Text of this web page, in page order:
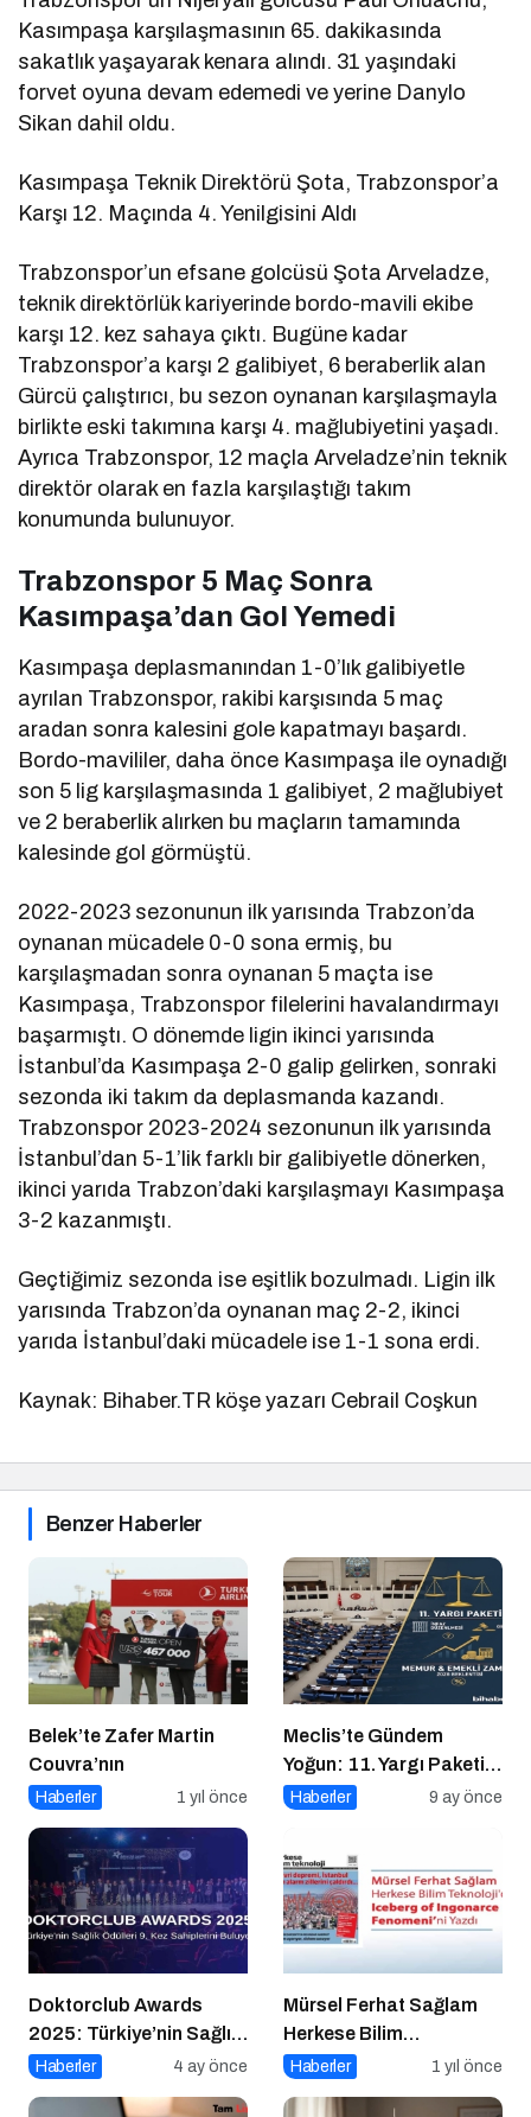
Kasımpaşa karşılaşmasının 65. dakikasında
sakatlık yaşayarak kenara alındı. 31 yaşındaki
forvet oyuna devam edemedi ve yerine Danylo
Sikan dahil oldu.
Kasımpaşa Teknik Direktörü Şota, Trabzonspor’a
Karşı 12. Maçında 4. Yenilgisini Aldı
Trabzonspor’un efsane golcüsü Şota Arveladze,
teknik direktörlük kariyerinde bordo-mavili ekibe
karşı 12. kez sahaya çıktı. Bugüne kadar
Trabzonspor’a karşı 2 galibiyet, 6 beraberlik alan
Gürcü çalıştırıcı, bu sezon oynanan karşılaşmayla
birlikte eski takımına karşı 4. mağlubiyetini yaşadı.
Ayrıca Trabzonspor, 12 maçlaArveladze’nin teknik
direktör olarak en fazla karşılaştığı takım
konumunda bulunuyor.
Trabzonspor 5 Maç Sonra
Kasımpaşa’dan Gol Yemedi
Kasımpaşa deplasmanından 1-0’lık galibiyetle
ayrılan Trabzonspor, rakibi karşısında 5 maç
aradan sonra kalesini gole kapatmayı başardı.
Bordo-mavililer, daha önce Kasımpaşa ile oynadığı
son 5 lig karşılaşmasında 1 galibiyet, 2 mağlubiyet
ve 2 beraberlik alırken bu maçların tamamında
kalesinde gol görmüştü.
2022-2023 sezonunun ilk yarısında Trabzon’da
oynanan mücadele 0-0 sona ermiş, bu
karşılaşmadan sonra oynanan 5 maçta ise
Kasımpaşa, Trabzonspor filelerini havalandırmayı
başarmıştı. O dönemde ligin ikinci yarısında
İstanbul’da Kasımpaşa 2-0 galip gelirken, sonraki
sezonda iki takım da deplasmanda kazandı.
Trabzonspor 2023-2024 sezonunun ilk yarısında
İstanbul’dan 5-1’lik farklı bir galibiyetle dönerken,
ikinci yarıda Trabzon’daki karşılaşmayı Kasımpaşa
3-2 kazanmıştı.
Geçtiğimiz sezonda ise eşitlik bozulmadı. Ligin ilk
yarısında Trabzon’da oynanan maç 2-2, ikinci
yarıda İstanbul’daki mücadele ise 1-1 sona erdi.
Kaynak: Bihaber.TR köşe yazarı Cebrail Coşkun
Benzer Haberler
Belek’te Zafer Martin
Couvra’nın
Haberler 1 yıl önce
Meclis’te Gündem
Yoğun: 11. Yargı Paketi
ve Memur Zammında
Haberler 9 ay önce
Doktorclub Awards
2025: Türkiye’nin Sağlık
Ödülleri 9. Kez
Haberler 4 ay önce
Mürsel Ferhat Sağlam
Herkese Bilim
Teknoloji’de “Iceberg of
Haberler 1 yıl önce